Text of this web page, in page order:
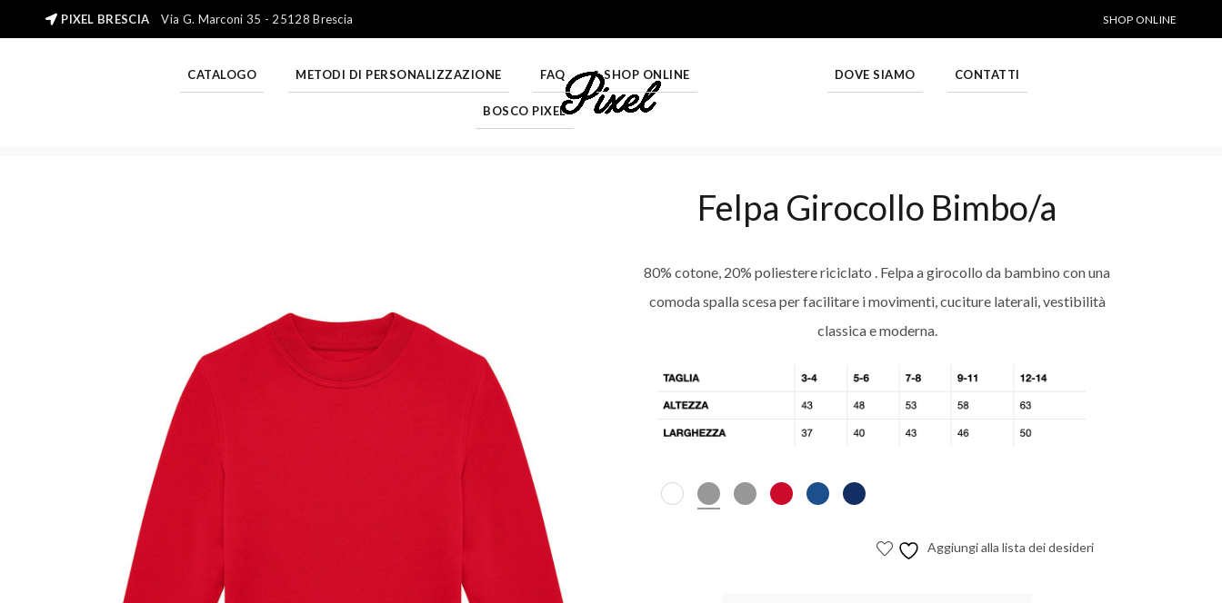
PIXEL BRESCIA Via G. Marconi 35 - 25128 Brescia SHOP ONLINE
CATALOGO METODI DI PERSONALIZZAZIONE FAQ SHOP ONLINE DOVE SIAMO CONTATTI
BOSCO PIXEL
Felpa Girocollo Bimbo/a
80% cotone, 20% poliestere riciclato . Felpa a girocollo da bambino con una
comoda spalla scesa per facilitare i movimenti, cuciture laterali, vestibilità
classica e moderna.
Aggiungi alla lista dei desideri